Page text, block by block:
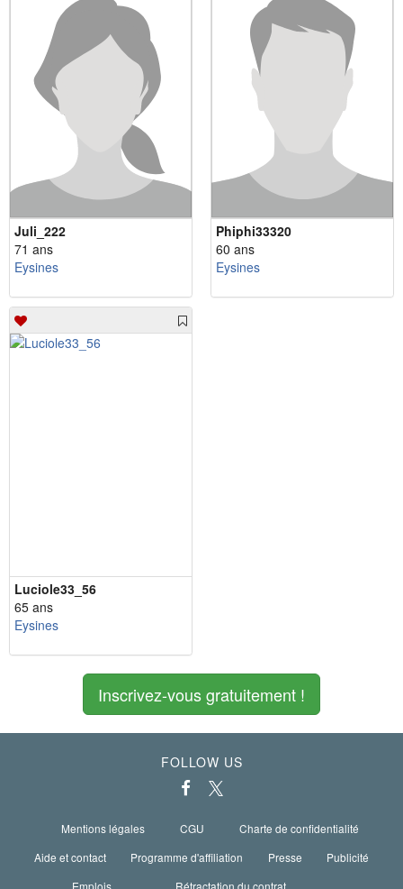
Juli_222
71 ans
Eysines
Phiphi33320
60 ans
Eysines
Luciole33_56
65 ans
Eysines
Inscrivez-vous gratuitement !
FOLLOW US
Mentions légales CGU
Charte de confidentialité
Aide et contact
Programme d'affiliation Presse
Publicité
Emplois
Rétractation du contrat